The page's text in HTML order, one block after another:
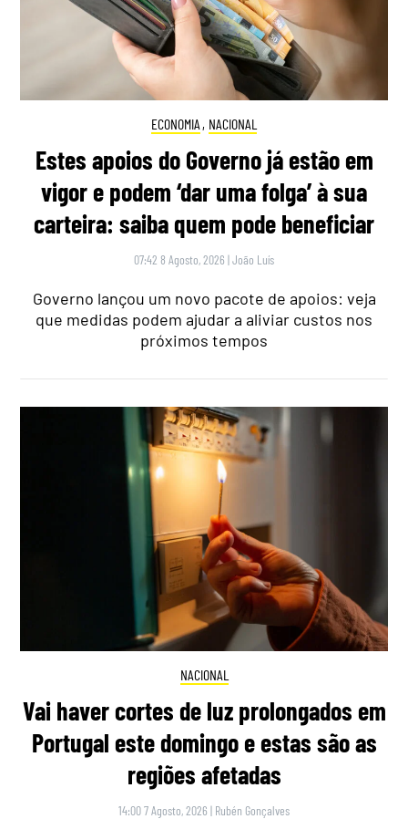
ECONOMIA , NACIONAL
Estes apoios do Governo já estão em
vigor e podem ‘dar uma folga’ à sua
carteira: saiba quem pode beneficiar
07:42 8 Agosto, 2026 |João Luís
Governo lançou um novo pacote de apoios: veja
que medidas podem ajudar a aliviar custos nos
próximos tempos
NACIONAL
Vai haver cortes de luz prolongados em
Portugal este domingo e estas são as
regiões afetadas
14:00 7 Agosto, 2026 | Rubén Gonçalves